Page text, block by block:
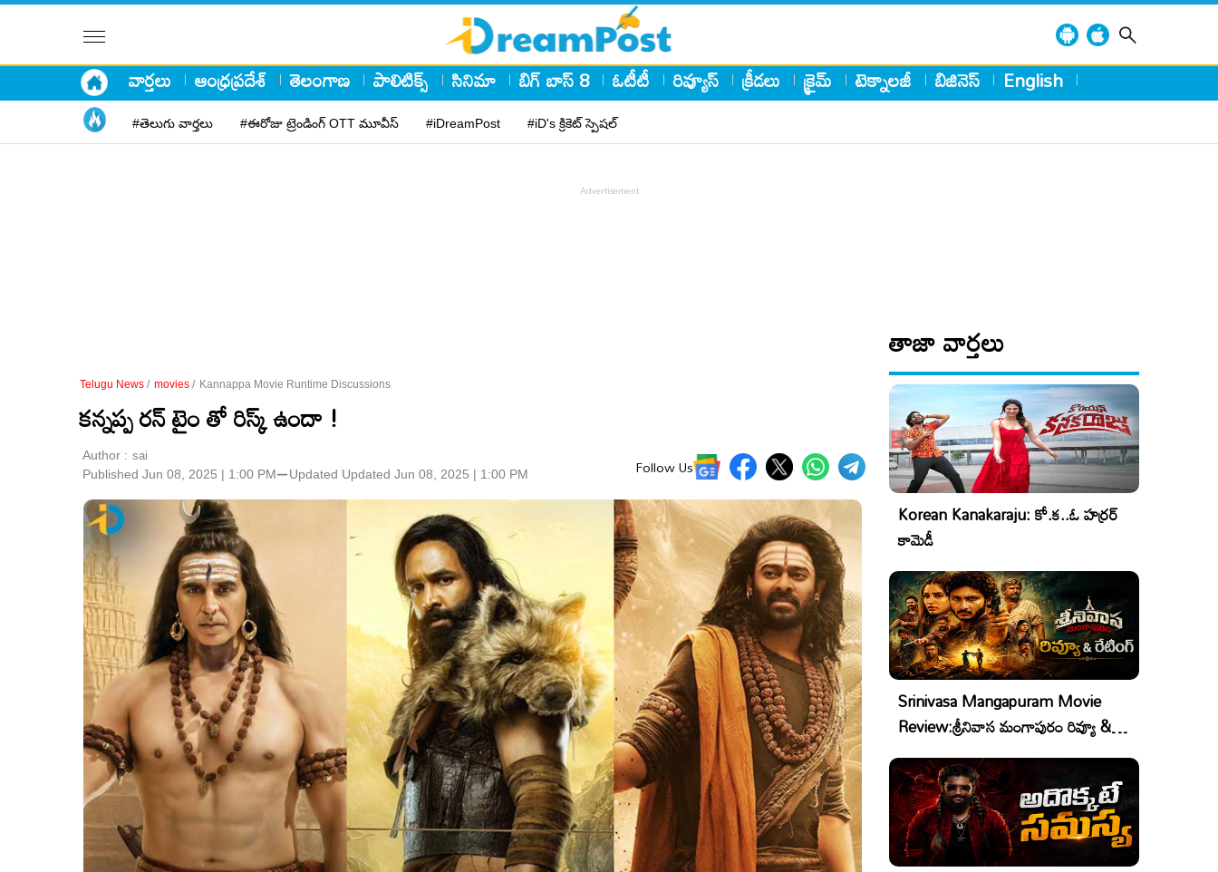
వార్తలు ఆంధ్రప్రదేశ్ తెలంగాణ పాలిటిక్స్ సినిమా బిగ్ బాస్ 8 ఓటీటీ రివ్యూస్ క్రీడలు క్రైమ్ టెక్నాలజీ బిజినెస్ English
#తెలుగు వార్తలు #ఈరోజు ట్రెండింగ్ OTT మూవీస్ #iDreamPost #iD's క్రికెట్ స్పెషల్
Telugu News / movies / Kannappa Movie Runtime Discussions
కన్నప్ప రన్ టైం తో రిస్క్ ఉందా !
Author : sai
Published Jun 08, 2025 | 1:00 PM⚊Updated Updated Jun 08, 2025 | 1:00 PM Follow Us
తాజా వార్తలు
Korean Kanakaraju: కో.క..ఓ హర్రర్
కామెడీ
Srinivasa Mangapuram Movie
Review:శ్రీనివాస మంగాపురం రివ్యూ &
రేటింగ్